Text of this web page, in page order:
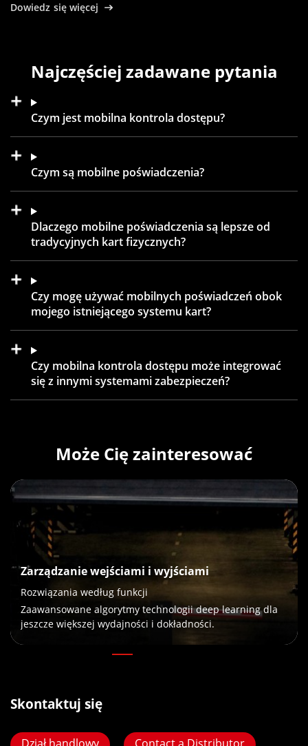
Dowiedz się więcej
Najczęściej zadawane pytania
Czym jest mobilna kontrola dostępu?
Czym są mobilne poświadczenia?
Dlaczego mobilne poświadczenia są lepsze od
tradycyjnych kart fizycznych?
Czy mogę używać mobilnych poświadczeń obok
mojego istniejącego systemu kart?
Czy mobilna kontrola dostępu może integrować
się z innymi systemami zabezpieczeń?
Może Cię zainteresować
Zarządzanie wejściami i wyjściami
Rozwiązania według funkcji
Zaawansowane algorytmy technologii deep learning dla
jeszcze większej wydajności i dokładności.
Skontaktuj się